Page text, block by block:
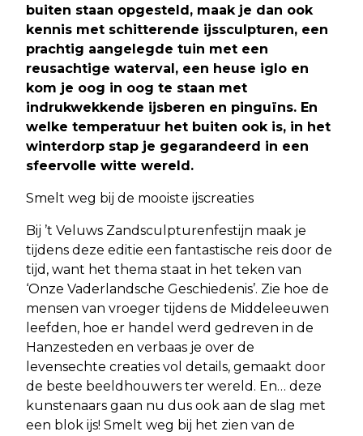
buiten staan opgesteld, maak je dan ook
kennis met schitterende ijssculpturen, een
prachtig aangelegde tuin met een
reusachtige waterval, een heuse iglo en
kom je oog in oog te staan met
indrukwekkende ijsberen en pinguïns. En
welke temperatuur het buiten ook is, in het
winterdorp stap je gegarandeerd in een
sfeervolle witte wereld.
Smelt weg bij de mooiste ijscreaties
Bij ’t Veluws Zandsculpturenfestijn maak je
tijdens deze editie een fantastische reis door de
tijd, want het thema staat in het teken van
‘Onze Vaderlandsche Geschiedenis’. Zie hoe de
mensen van vroeger tijdens de Middeleeuwen
leefden, hoe er handel werd gedreven in de
Hanzesteden en verbaas je over de
levensechte creaties vol details, gemaakt door
de beste beeldhouwers ter wereld. En… deze
kunstenaars gaan nu dus ook aan de slag met
een blok ijs! Smelt weg bij het zien van de